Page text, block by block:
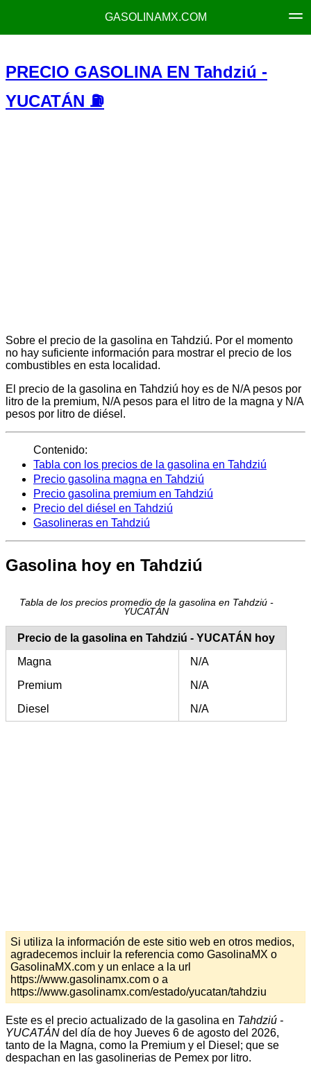
GASOLINAMX.COM
PRECIO GASOLINA EN Tahdziú -
YUCATÁN ⛽
Sobre el precio de la gasolina en Tahdziú. Por el momento
no hay suficiente información para mostrar el precio de los
combustibles en esta localidad.
El precio de la gasolina en Tahdziú hoy es de N/A pesos por
litro de la premium, N/A pesos para el litro de la magna y N/A
pesos por litro de diésel.
Contenido:
Tabla con los precios de la gasolina en Tahdziú
Precio gasolina magna en Tahdziú
Precio gasolina premium en Tahdziú
Precio del diésel en Tahdziú
Gasolineras en Tahdziú
Gasolina hoy en Tahdziú
Tabla de los precios promedio de la gasolina en Tahdziú -
YUCATÁN
Precio de la gasolina en Tahdziú - YUCATÁN hoy
Magna
N/A
Premium
N/A
Diesel
N/A
Si utiliza la información de este sitio web en otros medios,
agradecemos incluir la referencia como GasolinaMX o
GasolinaMX.com y un enlace a la url
https://www.gasolinamx.com o a
https://www.gasolinamx.com/estado/yucatan/tahdziu
Este es el precio actualizado de la gasolina en Tahdziú -
YUCATÁN del día de hoy Jueves 6 de agosto del 2026,
tanto de la Magna, como la Premium y el Diesel; que se
despachan en las gasolinerias de Pemex por litro.